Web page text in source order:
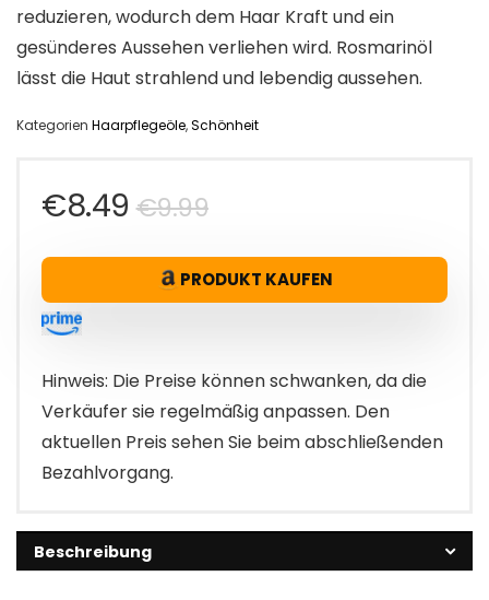
reduzieren, wodurch dem Haar Kraft und ein
gesünderes Aussehen verliehen wird. Rosmarinöl
lässt die Haut strahlend und lebendig aussehen.
Kategorien Haarpflegeöle,Schönheit
€9.99Ursprünglicher
Preis
war:
€8.49
Aktueller
Preis
ist:
PRODUKT KAUFEN
Hinweis: Die Preise können schwanken, da die
Verkäufer sie regelmäßig anpassen. Den
aktuellen Preis sehen Sie beim abschließenden
Bezahlvorgang.
Beschreibung